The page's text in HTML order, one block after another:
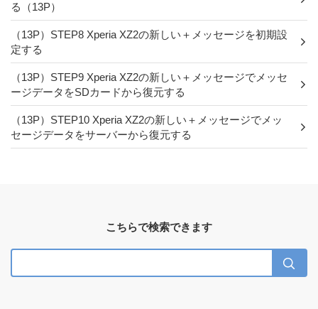
る（13P）
（13P）STEP8 Xperia XZ2の新しい＋メッセージを初期設
定する
（13P）STEP9 Xperia XZ2の新しい＋メッセージでメッセ
ージデータをSDカードから復元する
（13P）STEP10 Xperia XZ2の新しい＋メッセージでメッ
セージデータをサーバーから復元する
こちらで検索できます